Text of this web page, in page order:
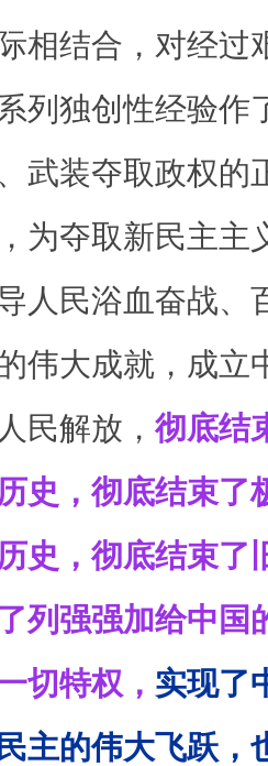
相结合，对经过
列独创性经验作
武装夺取政权的
，为夺取新民主
人民浴血奋战、
伟大成就，成立
民解放， 彻底结
史，彻底结束了
史，彻底结束了
列强强加给中国
切特权， 实现了
主的伟大飞跃，